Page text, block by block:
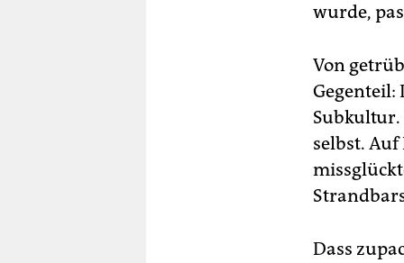
wurde,
Von
Gegenteil:
Subkultur.
selbst.
Dass